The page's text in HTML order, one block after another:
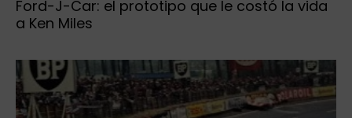
Ford-J-Car: el prototipo que le costó la vida
a Ken Miles